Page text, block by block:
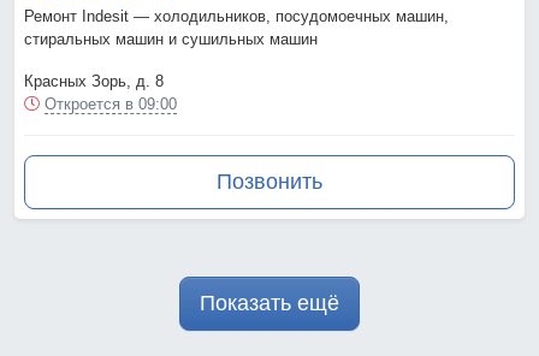
Ремонт Indesit — холодильников, посудомоечных машин,
стиральных машин и сушильных машин
Красных Зорь, д. 8
Откроется в 09:00
Позвонить
Показать ещё